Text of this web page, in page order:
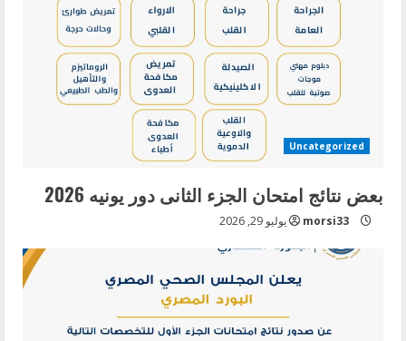
g
Uncategorized
بعض نتائج امتحان الجزء الثانى دور يونيه 2026
morsi33 يوليو 29, 2026